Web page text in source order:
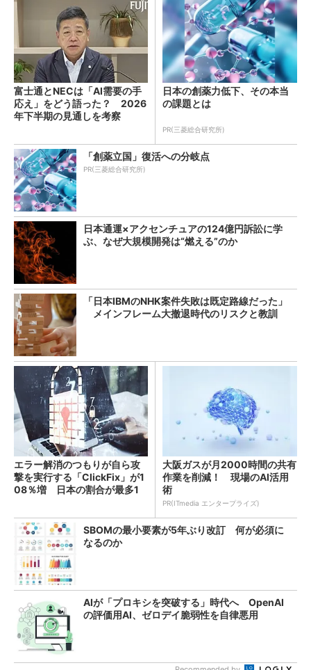
富士通とNECは「AI需要の手
応え」をどう語った？ 2026
年下半期の見通しを考察
日本の創薬力低下、その本当
の課題とは
PR(三菱総合研究所)
「創薬立国」復活への分岐点
PR(三菱総合研究所)
日本通運×アクセンチュアの124億円訴訟に学
ぶ、なぜ大規模開発は“燃える”のか
「日本IBMのNHK案件失敗は既定路線だった」
メインフレーム大撤退時代のリスクと教訓
エラー解消のつもりが自ら攻
撃を実行する「ClickFix」が1
08％増 日本の割合が最多1
大阪ガスが月2000時間の共有
作業を削減！ 現場のAI活用
術
PR(ITmedia エンタープライズ)
SBOMの最小要素が5年ぶり改訂 何が必須に
なるのか
AIが「プロキシを突破する」時代へ OpenAI
の評価用AI、ゼロデイ脆弱性を自律悪用